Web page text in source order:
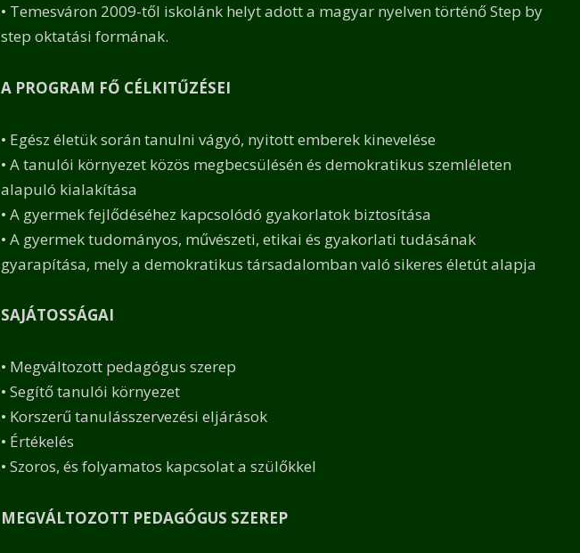
• Temesváron 2009-től iskolánk helyt adott a magyar nyelven történő Step by
step oktatási formának.
A PROGRAM FŐ CÉLKITŰZÉSEI
• Egész életük során tanulni vágyó, nyitott emberek kinevelése
• A tanulói környezet közös megbecsülésén és demokratikus szemléleten
alapuló kialakítása
• A gyermek fejlődéséhez kapcsolódó gyakorlatok biztosítása
• A gyermek tudományos, művészeti, etikai és gyakorlati tudásának
gyarapítása, mely a demokratikus társadalomban való sikeres életút alapja
SAJÁTOSSÁGAI
• Megváltozott pedagógus szerep
• Segítő tanulói környezet
• Korszerű tanulásszervezési eljárások
• Értékelés
• Szoros, és folyamatos kapcsolat a szülőkkel
MEGVÁLTOZOTT PEDAGÓGUS SZEREP